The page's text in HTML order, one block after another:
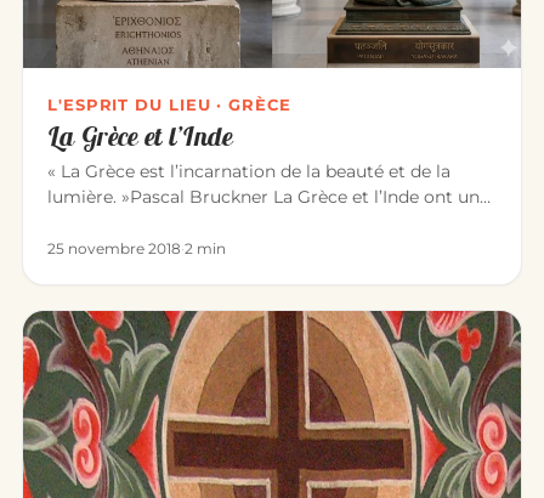
L'ESPRIT DU LIEU · GRÈCE
La Grèce et l’Inde
« La Grèce est l’incarnation de la beauté et de la
lumière. »Pascal Bruckner La Grèce et l’Inde ont une
25 novembre 2018·2 min